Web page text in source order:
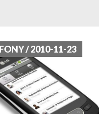
/ 2010-11-23